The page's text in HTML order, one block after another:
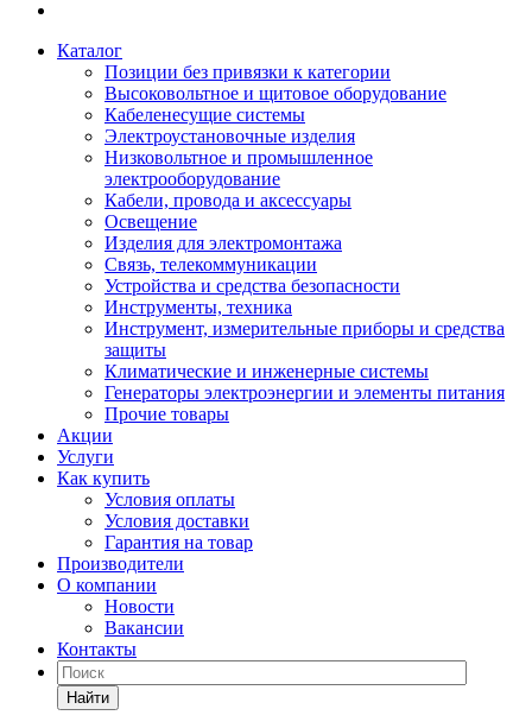
Каталог
Позиции без привязки к категории
Высоковольтное и щитовое оборудование
Кабеленесущие системы
Электроустановочные изделия
Низковольтное и промышленное
электрооборудование
Кабели, провода и аксессуары
Освещение
Изделия для электромонтажа
Связь, телекоммуникации
Устройства и средства безопасности
Инструменты, техника
Инструмент, измерительные приборы и средства
защиты
Климатические и инженерные системы
Генераторы электроэнергии и элементы питания
Прочие товары
Акции
Услуги
Как купить
Условия оплаты
Условия доставки
Гарантия на товар
Производители
О компании
Новости
Вакансии
Контакты
Найти